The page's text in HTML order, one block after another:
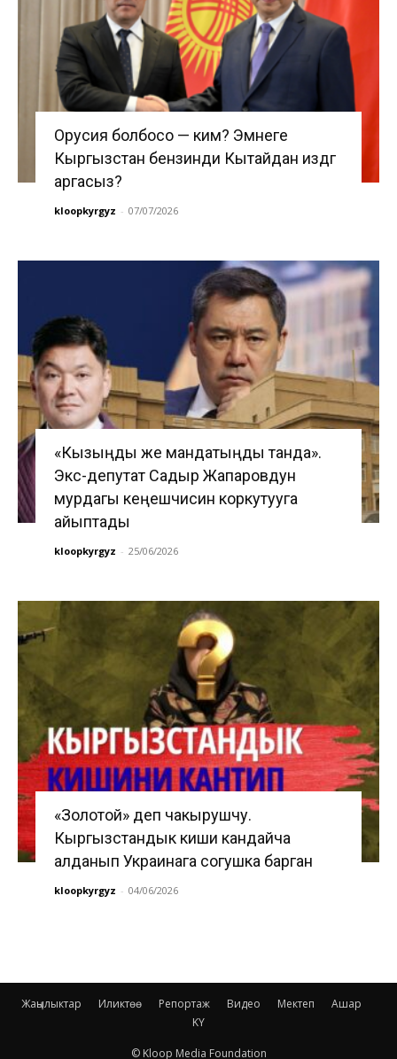
Орусия болбосо — ким? Эмнеге
Кыргызстан бензинди Кытайдан издөөгө
аргасыз?
kloopkyrgyz - 07/07/2026
«Кызыңды же мандатыңды танда».
Экс-депутат Садыр Жапаровдун
мурдагы кеңешчисин коркутууга
айыптады
kloopkyrgyz - 25/06/2026
«Золотой» деп чакырушчу.
Кыргызстандык киши кандайча
алданып Украинага согушка барган
kloopkyrgyz - 04/06/2026
Жаңылыктар Иликтөө Репортаж Видео Мектеп
Ашар
KY
© Kloop Media Foundation